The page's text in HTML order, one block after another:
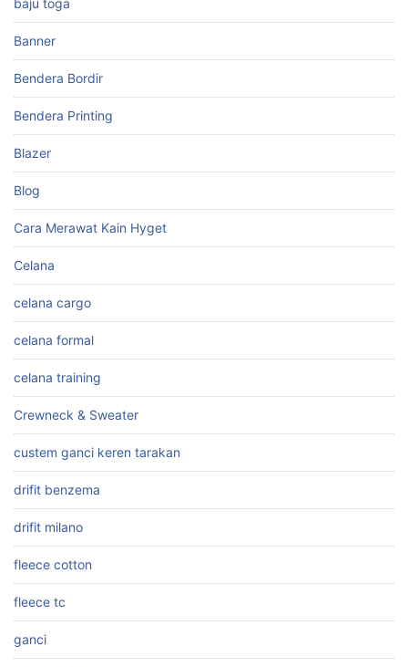
baju toga
Banner
Bendera Bordir
Bendera Printing
Blazer
Blog
Cara Merawat Kain Hyget
Celana
celana cargo
celana formal
celana training
Crewneck & Sweater
custem ganci keren tarakan
drifit benzema
drifit milano
fleece cotton
fleece tc
ganci